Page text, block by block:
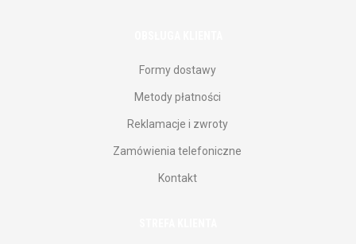
Formy dostawy
Metody płatności
Reklamacje i zwroty
Zamówienia telefoniczne
Kontakt